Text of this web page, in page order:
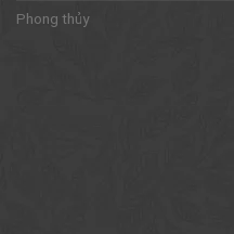
Phong thủy